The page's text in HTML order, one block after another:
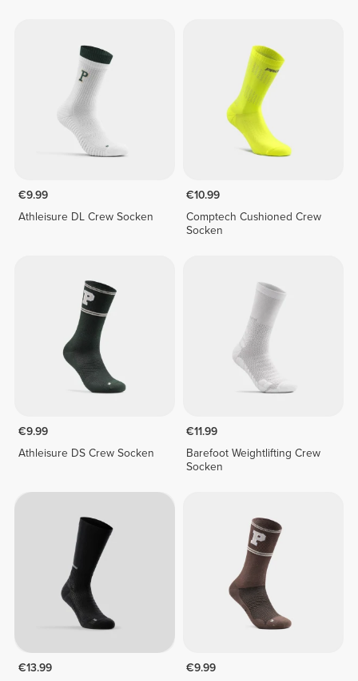
€9.99
Athleisure DL Crew Socken
€10.99
Comptech Cushioned Crew
Socken
€9.99
Athleisure DS Crew Socken
€11.99
Barefoot Weightlifting Crew
Socken
€13.99
€9.99